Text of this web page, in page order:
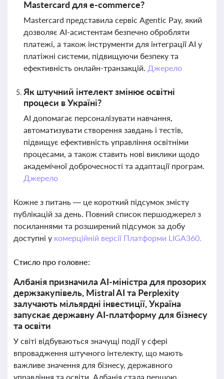
Mastercard для e-commerce?
Mastercard представила сервіс Agentic Pay, який
дозволяє AI-асистентам безпечно обробляти
платежі, а також інструменти для інтеграції AI у
платіжні системи, підвищуючи безпеку та
ефективність онлайн-транзакцій. Джерело
Як штучний інтелект змінює освітні
процеси в Україні?
AI допомагає персоналізувати навчання,
автоматизувати створення завдань і тестів,
підвищує ефективність управління освітніми
процесами, а також ставить нові виклики щодо
академічної доброчесності та адаптації програм.
Джерело
Кожне з питань — це короткий підсумок змісту
публікацій за день. Повний список першоджерел з
посиланнями та розширений підсумок за добу
доступні у комерційній версії Платформи LIGA360.
Стисло про головне:
Албанія призначила AI-міністра для прозорих
держзакупівель, Mistral AI та Perplexity
залучають мільярдні інвестиції, Україна
запускає державну AI-платформу для бізнесу
та освіти
У світі відбуваються значущі події у сфері
впровадження штучного інтелекту, що мають
важливе значення для бізнесу, державного
управління та освіти. Албанія стала першою